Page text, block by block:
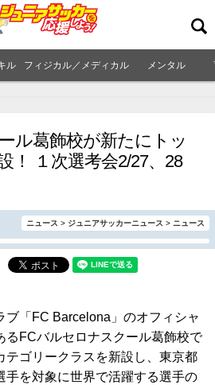
ル フィジカル／メディカル メンタル
ル葛飾校が新たにトッ
！ １次選考会2/27、28
ニュース > ジュニアサッカーニュース > ニュース
ブ「FC Barcelona」のオフィシャ
るFCバルセロナスクール葛飾校で
テゴリークラスを新設し、東京都
手を対象に世界で活躍する選手の